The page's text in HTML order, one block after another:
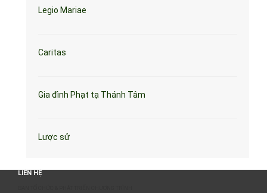
Legio Mariae
Caritas
Gia đình Phạt tạ Thánh Tâm
Lược sử
LIÊN HỆ